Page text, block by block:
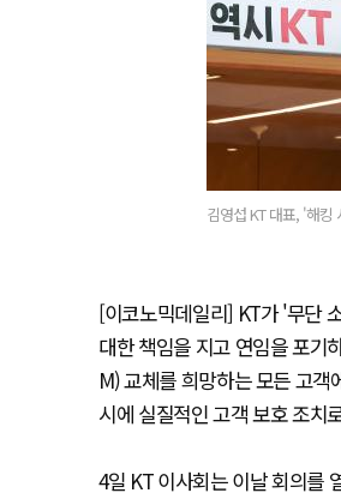
김영섭 KT 대표, '해
[이코노믹데일리] KT가 '무단
대한 책임을 지고 연임을 포기
M) 교체를 희망하는 모든 고
시에 실질적인 고객 보호 조치
4일 KT 이사회는 이날 회의를